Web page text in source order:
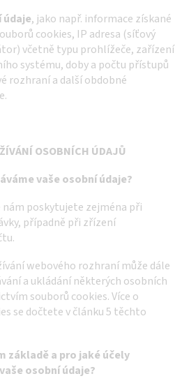
údaje, jako např. informace získané
cookies, IP adresa (síťový
včetně typu prohlížeče, zařízení
systému, doby a počtu přístupů
rozhraní a další obdobné
OSOBNÍCH ÚDAJŮ
vaše osobní údaje?
nám poskytujete zejména při
případně při zřízení
webového rozhraní může dále
a ukládání některých osobních
souborů cookies. Více o
se dočtete v článku 5 těchto
základě a pro jaké účely
osobní údaje?